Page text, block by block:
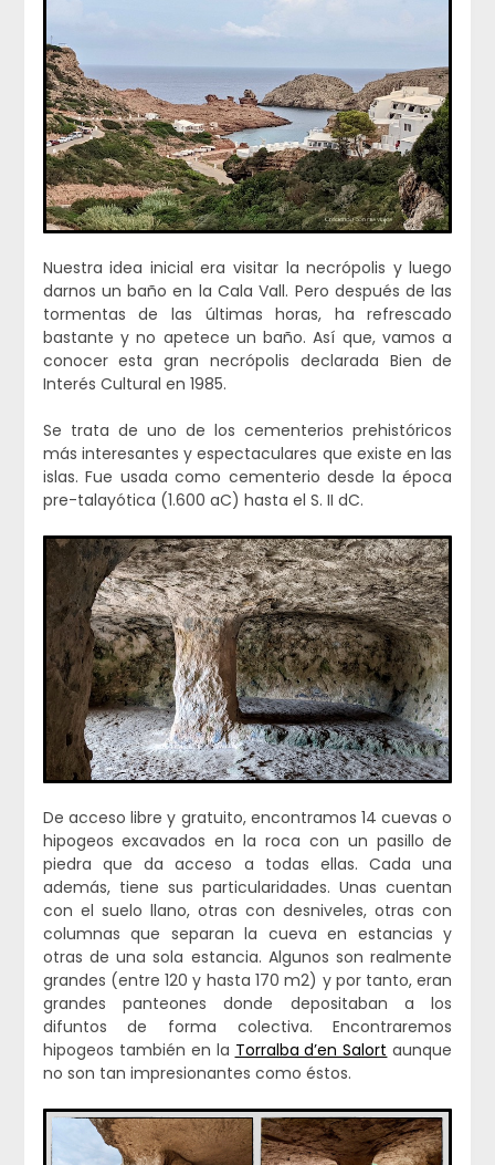
Nuestra idea inicial era visitar la necrópolis y luego
darnos un baño en la Cala Vall. Pero después de las
tormentas de las últimas horas, ha refrescado
bastante y no apetece un baño. Así que, vamos a
conocer esta gran necrópolis declarada Bien de
Interés Cultural en 1985.
Se trata de uno de los cementerios prehistóricos
más interesantes y espectaculares que existe en las
islas. Fue usada como cementerio desde la época
pre-talayótica (1.600 aC) hasta el S. II dC.
De acceso libre y gratuito, encontramos 14 cuevas o
hipogeos excavados en la roca con un pasillo de
piedra que da acceso a todas ellas. Cada una
además, tiene sus particularidades. Unas cuentan
con el suelo llano, otras con desniveles, otras con
columnas que separan la cueva en estancias y
otras de una sola estancia. Algunos son realmente
grandes (entre 120 y hasta 170 m2) y por tanto, eran
grandes panteones donde depositaban a los
difuntos de forma colectiva. Encontraremos
hipogeos también en la Torralba d’en Salort aunque
no son tan impresionantes como éstos.